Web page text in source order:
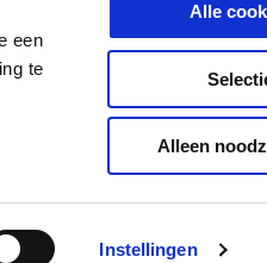
een
te
Instellingen
Alle
Alleen
Testrit
Recall campagnes
Selecteer